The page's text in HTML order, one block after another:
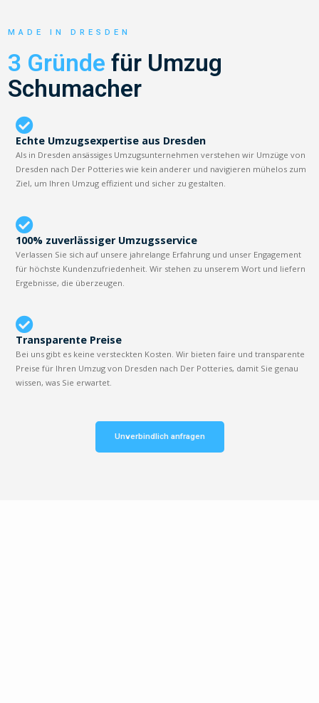
MADE IN DRESDEN
3 Gründe für Umzug
Schumacher
Echte Umzugsexpertise aus Dresden
Als in Dresden ansässiges Umzugsunternehmen verstehen wir Umzüge von
Dresden nach Der Potteries wie kein anderer und navigieren mühelos zum
Ziel, um Ihren Umzug effizient und sicher zu gestalten.
100% zuverlässiger Umzugsservice
Verlassen Sie sich auf unsere jahrelange Erfahrung und unser Engagement
für höchste Kundenzufriedenheit. Wir stehen zu unserem Wort und liefern
Ergebnisse, die überzeugen.
Transparente Preise
Bei uns gibt es keine versteckten Kosten. Wir bieten faire und transparente
Preise für Ihren Umzug von Dresden nach Der Potteries, damit Sie genau
wissen, was Sie erwartet.
Unverbindlich anfragen